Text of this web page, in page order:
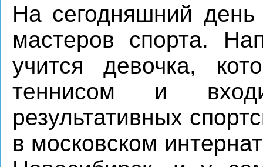
На сегодняшний
мастеров спорта.
учится девочка,
теннисом и
результативных
в московском